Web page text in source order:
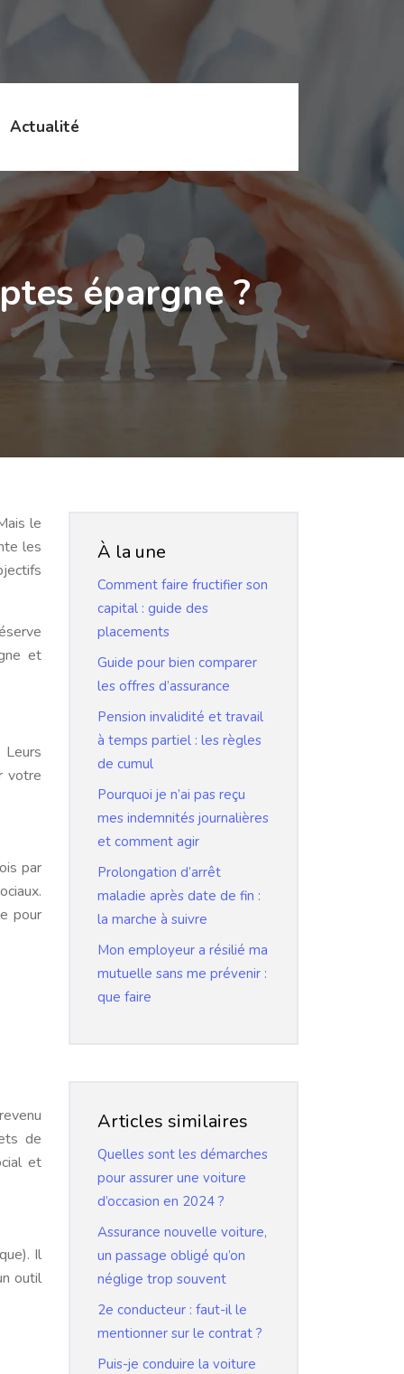
Actualité
épargne ?
le
les
et
Leurs
votre
par
pour
de
et
Il
outil
À la une
Comment faire fructifier son
capital : guide des
placements
Guide pour bien comparer
les offres d’assurance
Pension invalidité et travail
à temps partiel : les règles
de cumul
Pourquoi je n’ai pas reçu
mes indemnités journalières
et comment agir
Prolongation d’arrêt
maladie après date de fin :
la marche à suivre
Mon employeur a résilié ma
mutuelle sans me prévenir :
que faire
Articles similaires
Quelles sont les démarches
pour assurer une voiture
d’occasion en 2024 ?
Assurance nouvelle voiture,
un passage obligé qu’on
néglige trop souvent
2e conducteur : faut-il le
mentionner sur le contrat ?
Puis-je conduire la voiture